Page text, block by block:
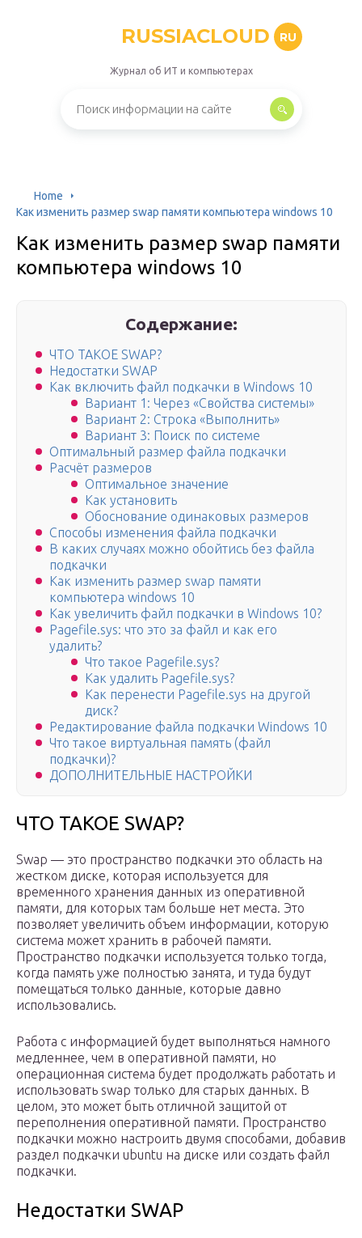
RUSSIACLOUD RU
Журнал об ИТ и компьютерах
Home
Как изменить размер swap памяти компьютера windows 10
Как изменить размер swap памяти
компьютера windows 10
Содержание:
ЧТО ТАКОЕ SWAP?
Недостатки SWAP
Как включить файл подкачки в Windows 10
Вариант 1: Через «Свойства системы»
Вариант 2: Строка «Выполнить»
Вариант 3: Поиск по системе
Оптимальный размер файла подкачки
Расчёт размеров
Оптимальное значение
Как установить
Обоснование одинаковых размеров
Способы изменения файла подкачки
В каких случаях можно обойтись без файла
подкачки
Как изменить размер swap памяти
компьютера windows 10
Как увеличить файл подкачки в Windows 10?
Pagefile.sys: что это за файл и как его
удалить?
Что такое Pagefile.sys?
Как удалить Pagefile.sys?
Как перенести Pagefile.sys на другой
диск?
Редактирование файла подкачки Windows 10
Что такое виртуальная память (файл
подкачки)?
ДОПОЛНИТЕЛЬНЫЕ НАСТРОЙКИ
ЧТО ТАКОЕ SWAP?
Swap — это пространство подкачки это область на
жестком диске, которая используется для
временного хранения данных из оперативной
памяти, для которых там больше нет места. Это
позволяет увеличить объем информации, которую
система может хранить в рабочей памяти.
Пространство подкачки используется только тогда,
когда память уже полностью занята, и туда будут
помещаться только данные, которые давно
использовались.
Работа с информацией будет выполняться намного
медленнее, чем в оперативной памяти, но
операционная система будет продолжать работать и
использовать swap только для старых данных. В
целом, это может быть отличной защитой от
переполнения оперативной памяти. Пространство
подкачки можно настроить двумя способами, добавив
раздел подкачки ubuntu на диске или создать файл
подкачки.
Недостатки SWAP